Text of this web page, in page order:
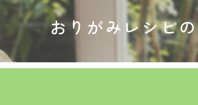
おりがみレシピ